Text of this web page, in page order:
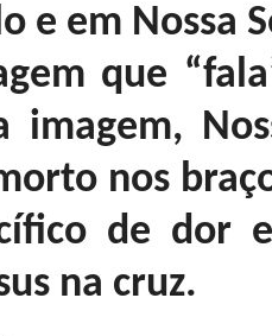
e em Nossa
que
imagem,
nos
de dor
na cruz.